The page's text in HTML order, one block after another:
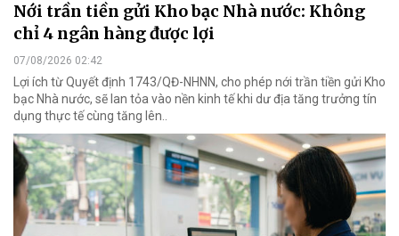
Nới trần tiền gửi Kho bạc Nhà nước: Không
chỉ 4 ngân hàng được lợi
07/08/2026 02:42
Lợi ích từ Quyết định 1743/QĐ-NHNN, cho phép nới trần tiền gửi Kho
bạc Nhà nước, sẽ lan tỏa vào nền kinh tế khi dư địa tăng trưởng tín
dụng thực tế cùng tăng lên..